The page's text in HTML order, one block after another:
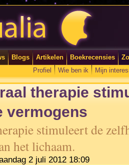
Blogs Artikelen Boekrecensies
Profiel
Wie ben ik Mijn
therapie
vermogens
stimuleert de
het lichaam.
2 juli 2012 18:09